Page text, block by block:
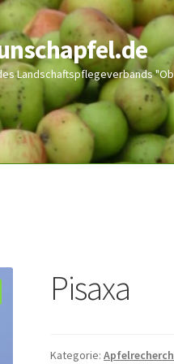
Landschaftspflegeverbands
Pisaxa
Kategorie: